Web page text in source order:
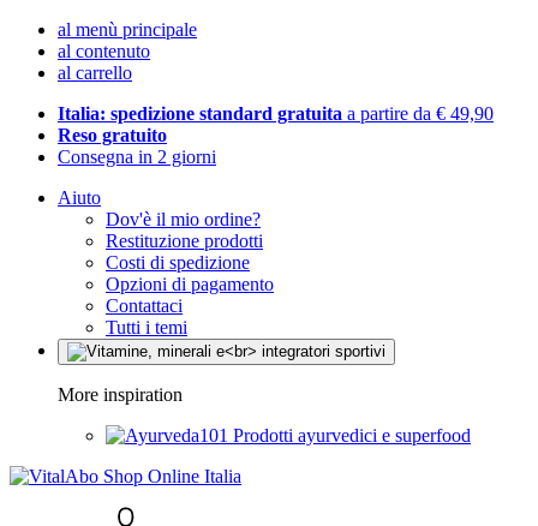
al menù principale
al contenuto
al carrello
Italia: spedizione standard gratuita a partire da € 49,90
Reso gratuito
Consegna in 2 giorni
Aiuto
Dov'è il mio ordine?
Restituzione prodotti
Costi di spedizione
Opzioni di pagamento
Contattaci
Tutti i temi
More inspiration
Prodotti ayurvedici e superfood